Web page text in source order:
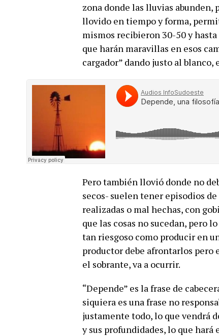
zona donde las lluvias abunden,
llovido en tiempo y forma,
mismos recibieron 30-50 y
que harán maravillas en esos
cargador” dando justo al
Pero también llovió donde no
secos- suelen tener episodios
realizadas o mal hechas, con
que las cosas no sucedan, pero
tan riesgoso como producir en
productor debe afrontarlos
el sobrante, va a ocurrir.
“Depende” es la frase de
siquiera es una frase no
justamente todo, lo que vendrá
y sus profundidades, lo que